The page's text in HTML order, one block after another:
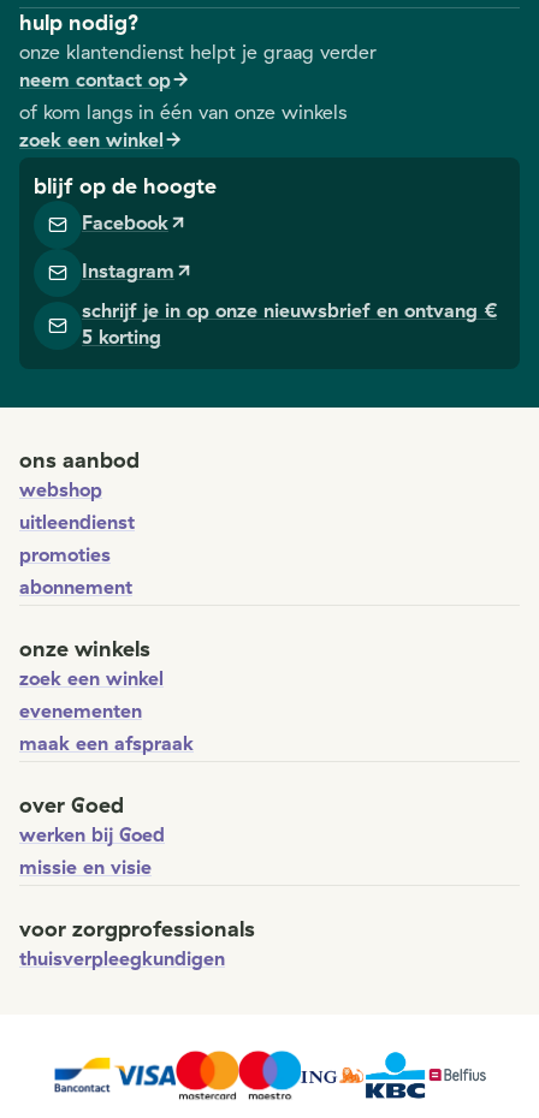
hulp nodig?
onze klantendienst helpt je graag verder
neem contact op
of kom langs in één van onze winkels
zoek een winkel
blijf op de hoogte
Facebook
Instagram
schrijf je in op onze nieuwsbrief en ontvang €
5 korting
ons aanbod
webshop
uitleendienst
promoties
abonnement
onze winkels
zoek een winkel
evenementen
maak een afspraak
over Goed
werken bij Goed
missie en visie
voor zorgprofessionals
thuisverpleegkundigen